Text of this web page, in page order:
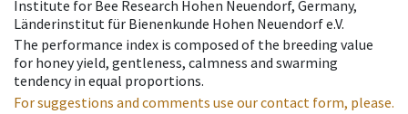
Institute for Bee Research Hohen Neuendorf, Germany,
Länderinstitut für Bienenkunde Hohen Neuendorf e.V.
The performance index is composed of the breeding value
for honey yield, gentleness, calmness and swarming
tendency in equal proportions.
For suggestions and comments use our contact form, please.